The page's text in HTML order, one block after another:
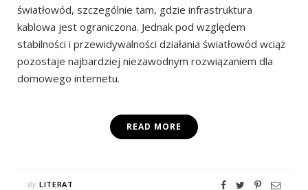
światłowód, szczególnie tam, gdzie infrastruktura
kablowa jest ograniczona. Jednak pod względem
stabilności i przewidywalności działania światłowód wciąż
pozostaje najbardziej niezawodnym rozwiązaniem dla
domowego internetu.
READ MORE
By LITERAT